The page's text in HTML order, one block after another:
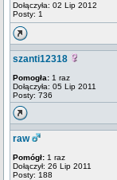
Dołączyła: 02 Lip 2012
Posty: 1
szanti12318
Pomogła: 1 raz
Dołączyła: 05 Lip 2011
Posty: 736
raw
Pomógł: 1 raz
Dołączył: 26 Lip 2011
Posty: 188